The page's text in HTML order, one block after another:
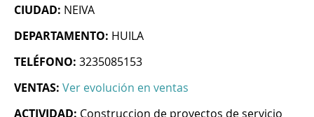
CIUDAD: NEIVA
DEPARTAMENTO: HUILA
TELÉFONO: 3235085153
VENTAS: Ver evolución en ventas
ACTIVIDAD: Construccion de proyectos de servicio